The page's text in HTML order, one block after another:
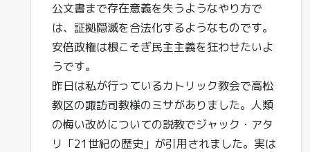
公文書まで存在意義を失うようなやり方で
は、証拠隠滅を合法化するようなものです。
安倍政権は根こそぎ民主主義を狂わせたいよ
うです。
昨日は私が行っているカトリック教会で高松
教区の諏訪司教様のミサがありました。人類
の悔い改めについての説教でジャック・アタ
リ「21世紀の歴史」が引用されました。実は